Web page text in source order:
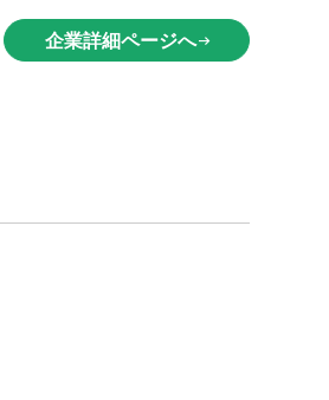
企業詳細ページへarrow_right_alt